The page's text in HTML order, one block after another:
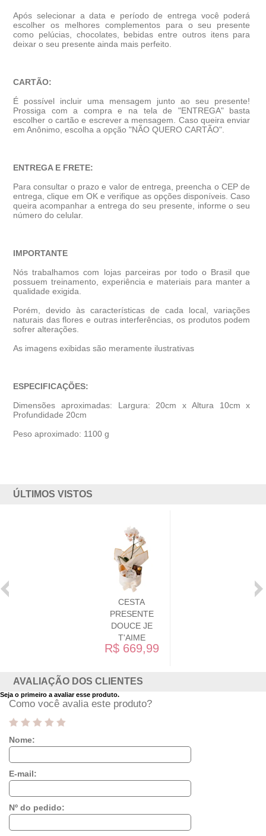
Após selecionar a data e período de entrega você poderá
escolher os melhores complementos para o seu presente
como pelúcias, chocolates, bebidas entre outros itens para
deixar o seu presente ainda mais perfeito.
CARTÃO:
É possível incluir uma mensagem junto ao seu presente!
Prossiga com a compra e na tela de "ENTREGA" basta
escolher o cartão e escrever a mensagem. Caso queira enviar
em Anônimo, escolha a opção "NÃO QUERO CARTÃO".
ENTREGA E FRETE:
Para consultar o prazo e valor de entrega, preencha o CEP de
entrega, clique em OK e verifique as opções disponíveis. Caso
queira acompanhar a entrega do seu presente, informe o seu
número do celular.
IMPORTANTE
Nós trabalhamos com lojas parceiras por todo o Brasil que
possuem treinamento, experiência e materiais para manter a
qualidade exigida.
Porém, devido às características de cada local, variações
naturais das flores e outras interferências, os produtos podem
sofrer alterações.
As imagens exibidas são meramente ilustrativas
ESPECIFICAÇÕES:
Dimensões aproximadas: Largura: 20cm x Altura 10cm x
Profundidade 20cm
Peso aproximado: 1100 g
ÚLTIMOS VISTOS
CESTA
PRESENTE
DOUCE JE
T'AIME
R$ 669,99
AVALIAÇÃO DOS CLIENTES
Seja o primeiro a avaliar esse produto.
Como você avalia este produto?
Nome:
E-mail:
Nº do pedido: